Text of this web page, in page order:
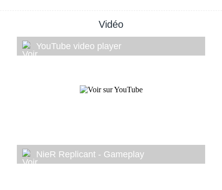
Vidéo
YouTube video player
NieR Replicant - Gameplay